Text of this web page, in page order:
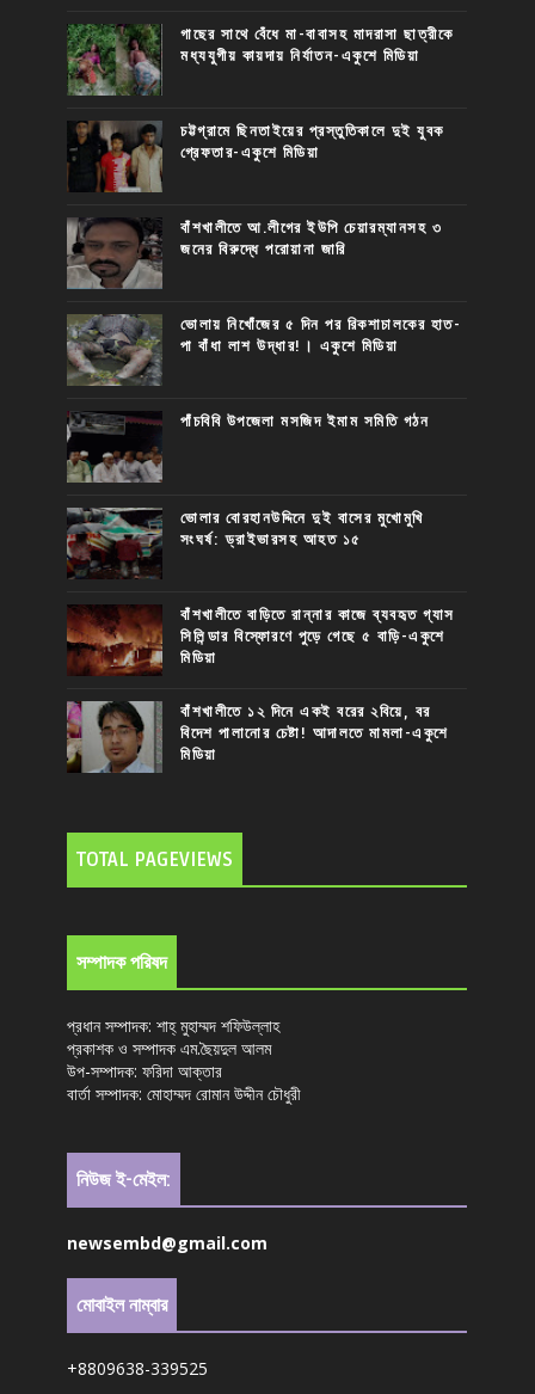
গাছের সাথে বেঁধে মা-বাবাসহ মাদরাসা ছাত্রীকে
মধ্যযুগীয় কায়দায় নির্যাতন-একুশে মিডিয়া
চট্টগ্রামে ছিনতাইয়ের প্রস্তুতিকালে দুই যুবক
গ্রেফতার-একুশে মিডিয়া
বাঁশখালীতে আ.লীগের ইউপি চেয়ারম্যানসহ ৩
জনের বিরুদ্ধে পরোয়ানা জারি
ভোলায় নিখোঁজের ৫ দিন পর রিকশাচালকের হাত-
পা বাঁধা লাশ উদ্ধার!। একুশে মিডিয়া
পাঁচবিবি উপজেলা মসজিদ ইমাম সমিতি গঠন
ভোলার বোরহানউদ্দিনে দুই বাসের মুখোমুখি
সংঘর্ষ: ড্রাইভারসহ আহত ১৫
বাঁশখালীতে বাড়িতে রান্নার কাজে ব্যবহৃত গ্যাস
সিলিন্ডার বিস্ফোরণে পুড়ে গেছে ৫ বাড়ি-একুশে
মিডিয়া
বাঁশখালীতে ১২ দিনে একই বরের ২বিয়ে, বর
বিদেশ পালানোর চেষ্টা! আদালতে মামলা-একুশে
মিডিয়া
TOTAL PAGEVIEWS
সম্পাদক পরিষদ
প্রধান সম্পাদক: শাহ্ মুহাম্মদ শফিউল্লাহ
প্রকাশক ও সম্পাদক এম.ছৈয়দুল আলম
উপ-সম্পাদক: ফরিদা আক্তার
বার্তা সম্পাদক: মোহাম্মদ রোমান উদ্দীন চৌধুরী
নিউজ ই-মেইল:
newsembd@gmail.com
মোবাইল নাম্বার
+8809638-339525